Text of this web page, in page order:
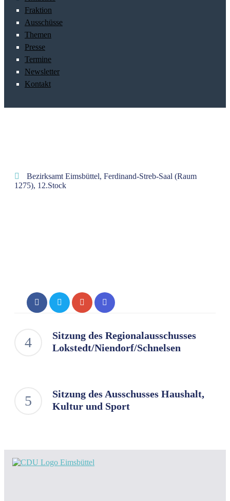
Fraktion
Ausschüsse
Themen
Presse
Termine
Newsletter
Kontakt
Bezirksamt Eimsbüttel, Ferdinand-Streb-Saal (Raum
1275), 12.Stock
Sitzung des Regionalausschusses
Lokstedt/Niendorf/Schnelsen
Sitzung des Ausschusses Haushalt,
Kultur und Sport